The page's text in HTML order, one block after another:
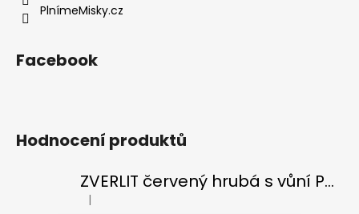
PlnímeMisky.cz
Facebook
Hodnocení produktů
ZVERLIT červený hrubá s vůní Podestýlka kočka 10kg
Hodnocení produktu je 5 z 5 hvězdiček.
|